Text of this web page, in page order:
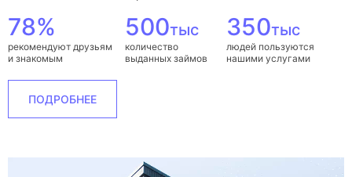
78%
рекомендуют друзьям
и знакомым
500тыс
количество
выданных займов
350тыс
людей пользуются
нашими услугами
ПОДРОБНЕЕ